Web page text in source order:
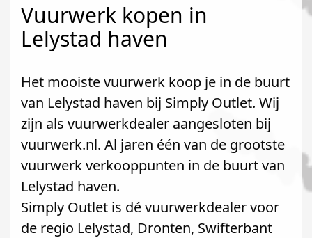
Vuurwerk kopen in
Lelystad haven
Het mooiste vuurwerk koop je in de buurt
van Lelystad haven bij Simply Outlet. Wij
zijn als vuurwerkdealer aangesloten bij
vuurwerk.nl. Al jaren één van de grootste
vuurwerk verkooppunten in de buurt van
Lelystad haven.
Simply Outlet is dé vuurwerkdealer voor
de regio Lelystad, Dronten, Swifterbant